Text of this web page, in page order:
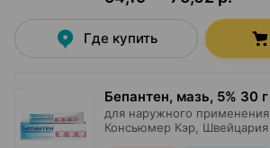
Где купить
Бепантен, мазь, 5% 30 г
для наружного применения,
Консьюмер Кэр , Швейцария